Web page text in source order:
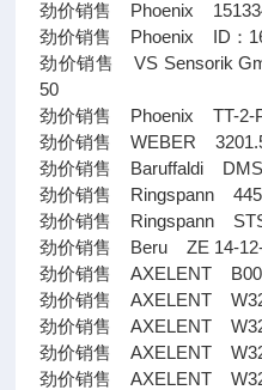
劲价销售 Phoenix
劲价销售 Phoenix ID：
劲价销售 VS Sensorik
50
劲价销售 Phoenix TT-2-
劲价销售 WEBER
劲价销售 Baruffaldi
劲价销售 Ringspann
劲价销售 Ringspann
劲价销售 Beru ZE 14-
劲价销售 AXELENT
劲价销售 AXELENT
劲价销售 AXELENT
劲价销售 AXELENT
劲价销售 AXELENT